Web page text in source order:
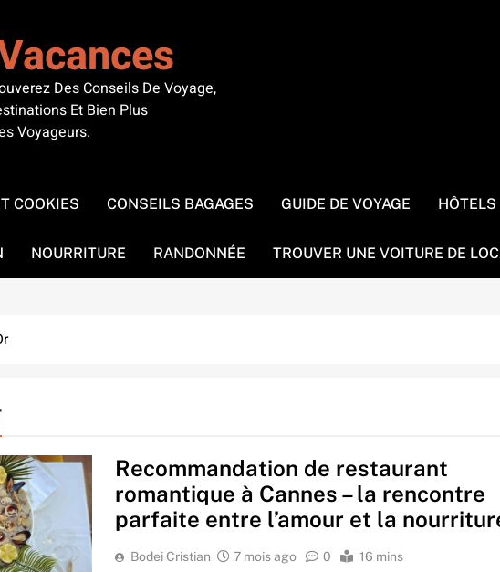
Des Conseils De Voyage,
Et Bien Plus
Voyageurs.
COOKIES CONSEILS BAGAGES GUIDE DE VOYAGE HÔTELS
NOURRITURE RANDONNÉE TROUVER UNE VOITURE DE
Recommandation de restaurant
romantique à Cannes – la rencontre
parfaite entre l’amour et la
Bodei Cristian 7 mois ago 0 16 mins